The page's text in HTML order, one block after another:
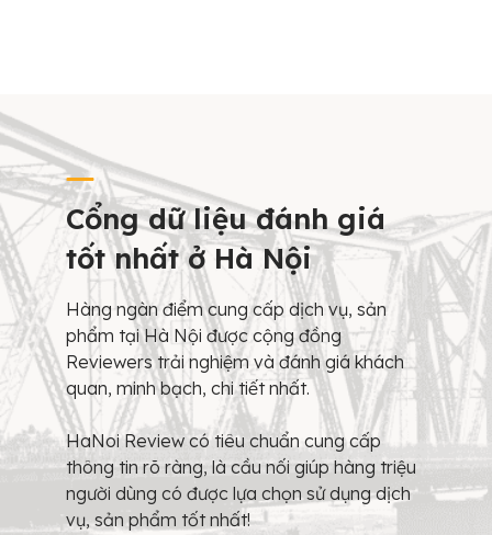
Cổng dữ liệu đánh giá
tốt nhất ở Hà Nội
Hàng ngàn điểm cung cấp dịch vụ, sản
phẩm tại Hà Nội được cộng đồng
Reviewers trải nghiệm và đánh giá khách
quan, minh bạch, chi tiết nhất.
HaNoi Review có tiêu chuẩn cung cấp
thông tin rõ ràng, là cầu nối giúp hàng triệu
người dùng có được lựa chọn sử dụng dịch
vụ, sản phẩm tốt nhất!